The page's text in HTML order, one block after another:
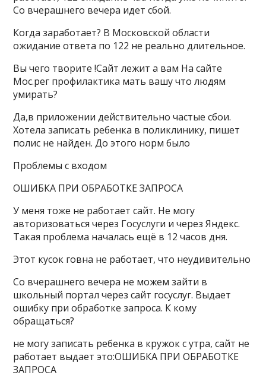
Со вчерашнего вечера идет сбой.
Когда заработает? В Московской области
ожидание ответа по 122 не реально длительное.
Вы чего творите !Сайт лежит а вам На сайте
Мос.рег профилактика мать вашу что людям
умирать?
Да,в приложении действительно частые сбои.
Хотела записать ребенка в поликлинику, пишет
полис не найден. До этого норм было
Проблемы с входом
ОШИБКА ПРИ ОБРАБОТКЕ ЗАПРОСА
У меня тоже не работает сайт. Не могу
авторизоваться через Госуслуги и через Яндекс.
Такая проблема началась ещё в 12 часов дня.
Этот кусок говна не работает, что неудивительно
Со вчерашнего вечера не можем зайти в
школьный портал через сайт госуслуг. Выдает
ошибку при обработке запроса. К кому
обращаться?
не могу записать ребенка в кружок с утра, сайт не
работает выдает это:ОШИБКА ПРИ ОБРАБОТКЕ
ЗАПРОСА